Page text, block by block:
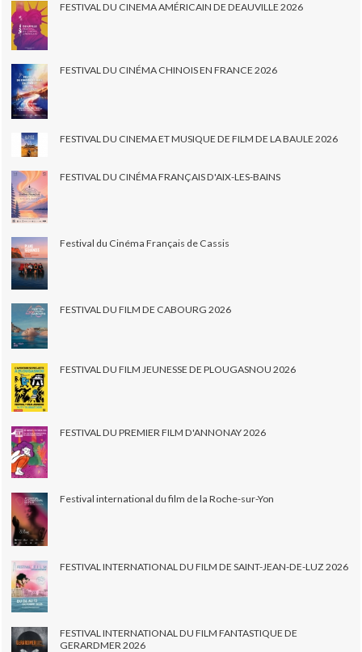
FESTIVAL DU CINEMA AMÉRICAIN DE DEAUVILLE 2026
FESTIVAL DU CINÉMA CHINOIS EN FRANCE 2026
FESTIVAL DU CINEMA ET MUSIQUE DE FILM DE LA BAULE 2026
FESTIVAL DU CINÉMA FRANÇAIS D'AIX-LES-BAINS
Festival du Cinéma Français de Cassis
FESTIVAL DU FILM DE CABOURG 2026
FESTIVAL DU FILM JEUNESSE DE PLOUGASNOU 2026
FESTIVAL DU PREMIER FILM D'ANNONAY 2026
Festival international du film de la Roche-sur-Yon
FESTIVAL INTERNATIONAL DU FILM DE SAINT-JEAN-DE-LUZ 2026
FESTIVAL INTERNATIONAL DU FILM FANTASTIQUE DE
GERARDMER 2026